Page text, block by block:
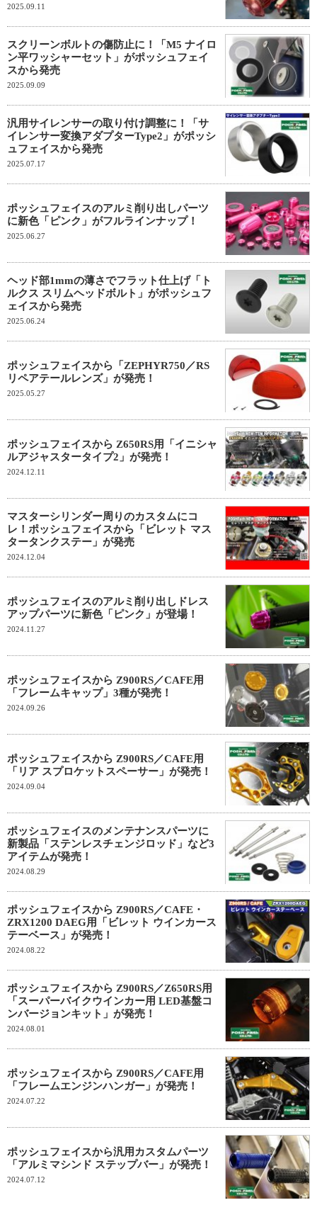
2025.09.11
スクリーンボルトの傷防止に！「M5 ナイロ
ン平ワッシャーセット」がポッシュフェイ
スから発売
2025.09.09
汎用サイレンサーの取り付け調整に！「サ
イレンサー変換アダプターType2」がポッシ
ュフェイスから発売
2025.07.17
ポッシュフェイスのアルミ削り出しパーツ
に新色「ピンク」がフルラインナップ！
2025.06.27
ヘッド部1mmの薄さでフラット仕上げ「ト
ルクス スリムヘッドボルト」がポッシュフ
ェイスから発売
2025.06.24
ポッシュフェイスから「ZEPHYR750／RS
リペアテールレンズ」が発売！
2025.05.27
ポッシュフェイスから Z650RS用「イニシャ
ルアジャスタータイプ2」が発売！
2024.12.11
マスターシリンダー周りのカスタムにコ
レ！ポッシュフェイスから「ビレット マス
タータンクステー」が発売
2024.12.04
ポッシュフェイスのアルミ削り出しドレス
アップパーツに新色「ピンク」が登場！
2024.11.27
ポッシュフェイスから Z900RS／CAFE用
「フレームキャップ」3種が発売！
2024.09.26
ポッシュフェイスから Z900RS／CAFE用
「リア スプロケットスペーサー」が発売！
2024.09.04
ポッシュフェイスのメンテナンスパーツに
新製品「ステンレスチェンジロッド」など3
アイテムが発売！
2024.08.29
ポッシュフェイスから Z900RS／CAFE・
ZRX1200 DAEG用「ビレット ウインカース
テーベース」が発売！
2024.08.22
ポッシュフェイスから Z900RS／Z650RS用
「スーパーバイクウインカー用 LED基盤コ
ンバージョンキット」が発売！
2024.08.01
ポッシュフェイスから Z900RS／CAFE用
「フレームエンジンハンガー」が発売！
2024.07.22
ポッシュフェイスから汎用カスタムパーツ
「アルミマシンド ステップバー」が発売！
2024.07.12